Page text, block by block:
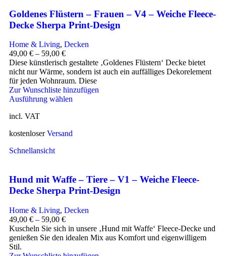
Goldenes Flüstern – Frauen – V4 – Weiche Fleece-
Decke Sherpa Print-Design
Home & Living, Decken
49,00 € – 59,00 €
Diese künstlerisch gestaltete ‚Goldenes Flüstern‘ Decke bietet
nicht nur Wärme, sondern ist auch ein auffälliges Dekorelement
für jeden Wohnraum. Diese
Zur Wunschliste hinzufügen
Ausführung wählen
incl. VAT
kostenloserVersand
Schnellansicht
Hund mit Waffe – Tiere – V1 – Weiche Fleece-
Decke Sherpa Print-Design
Home & Living, Decken
49,00 € – 59,00 €
Kuscheln Sie sich in unsere ‚Hund mit Waffe‘ Fleece-Decke und
genießen Sie den idealen Mix aus Komfort und eigenwilligem
Stil.